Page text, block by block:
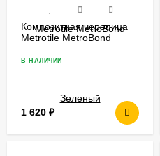
Композитная черепица
Metrotile MetroBond
В НАЛИЧИИ
1 620 ₽